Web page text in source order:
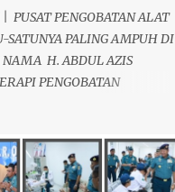
PUSAT PENGOBATAN ALAT
SATUNYA PALING AMPUH DI
H. ABDUL AZIS
PENGOBATAN
DAN PERKASA, sudah
lagi dimata warga baik para